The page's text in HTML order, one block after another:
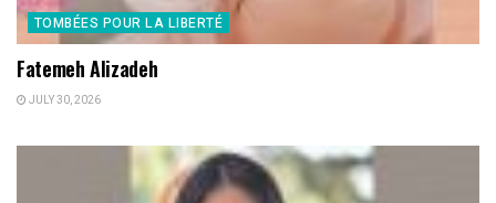
TOMBÉES POUR LA LIBERTÉ
Fatemeh Alizadeh
JULY 30, 2026